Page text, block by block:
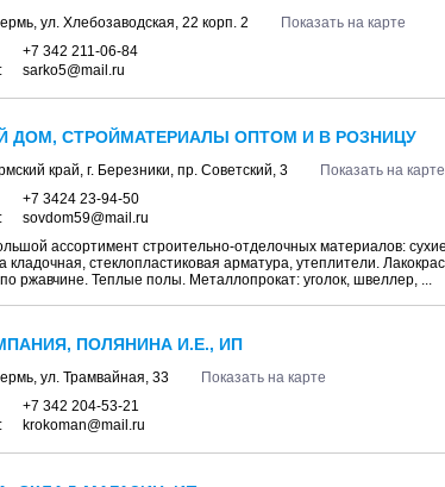
, ул. Хлебозаводская, 22 корп. 2
Показать на карте
+7 342 211-06-84
sarko5@mail.ru
ДОМ, СТРОЙМАТЕРИАЛЫ ОПТОМ И В РОЗНИЦУ
край, г. Березники, пр. Советский, 3
Показать на карте
+7 3424 23-94-50
sovdom59@mail.ru
ассортимент строительно-отделочных материалов:
кладочная, стеклопластиковая арматура, утеплители.
по ржавчине. Теплые полы. Металлопрокат: уголок, швеллер, ...
ПОЛЯНИНА И.Е., ИП
, ул. Трамвайная, 33
Показать на карте
+7 342 204-53-21
krokoman@mail.ru